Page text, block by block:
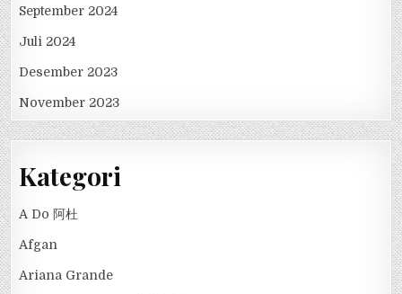
September 2024
Juli 2024
Desember 2023
November 2023
Kategori
A Do 阿杜
Afgan
Ariana Grande